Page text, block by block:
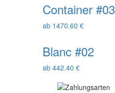
Container #03
ab 1470.60 €
Blanc #02
ab 442.40 €